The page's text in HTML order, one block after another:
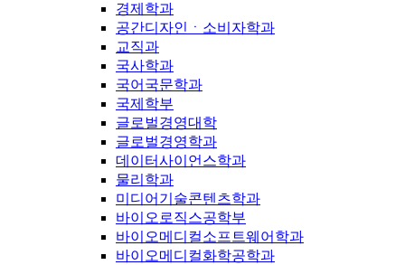
경제학과
공간디자인ㆍ소비자학과
교직과
국사학과
국어국문학과
국제학부
글로벌경영대학
글로벌경영학과
데이터사이언스학과
물리학과
미디어기술콘텐츠학과
바이오로직스공학부
바이오메디컬소프트웨어학과
바이오메디컬화학공학과